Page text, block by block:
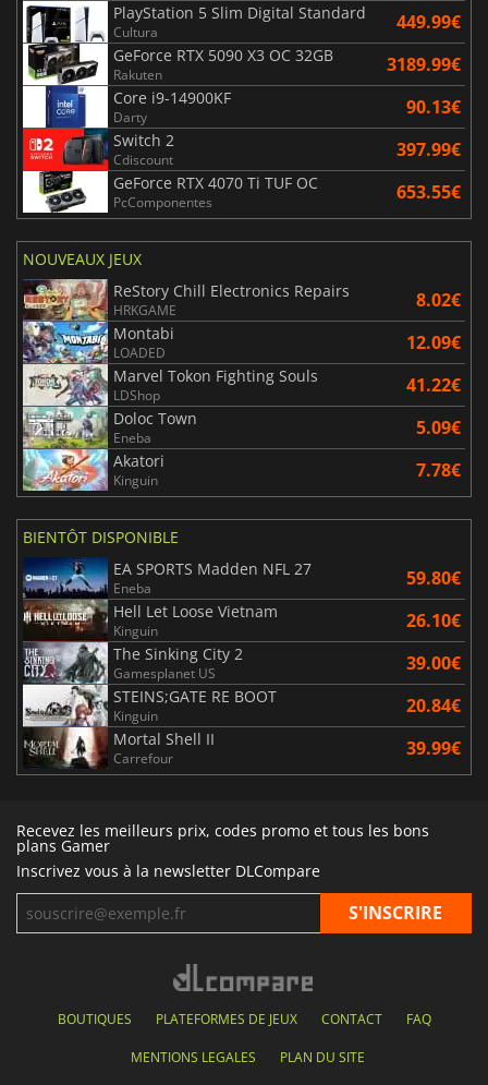
PlayStation 5 Slim Digital Standard
Cultura 449.99€
GeForce RTX 5090 X3 OC 32GB
Rakuten 3189.99€
Core i9-14900KF
Darty 90.13€
Switch 2
Cdiscount 397.99€
GeForce RTX 4070 Ti TUF OC
PcComponentes 653.55€
NOUVEAUX JEUX
ReStory Chill Electronics Repairs
HRKGAME 8.02€
Montabi
LOADED 12.09€
Marvel Tokon Fighting Souls
LDShop 41.22€
Doloc Town
Eneba 5.09€
Akatori
Kinguin 7.78€
BIENTÔT DISPONIBLE
EA SPORTS Madden NFL 27
Eneba 59.80€
Hell Let Loose Vietnam
Kinguin 26.10€
The Sinking City 2
Gamesplanet US 39.00€
STEINS;GATE RE BOOT
Kinguin 20.84€
Mortal Shell II
Carrefour 39.99€
Recevez les meilleurs prix, codes promo et tous les bons
plans Gamer
Inscrivez vous à la newsletter DLCompare
BOUTIQUES PLATEFORMES DE JEUX CONTACT FAQ
MENTIONS LEGALES PLAN DU SITE